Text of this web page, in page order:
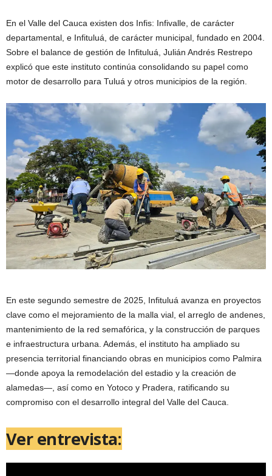
En el Valle del Cauca existen dos Infis: Infivalle, de carácter
departamental, e Infituluá, de carácter municipal, fundado en 2004.
Sobre el balance de gestión de Infituluá, Julián Andrés Restrepo
explicó que este instituto continúa consolidando su papel como
motor de desarrollo para Tuluá y otros municipios de la región.
En este segundo semestre de 2025, Infituluá avanza en proyectos
clave como el mejoramiento de la malla vial, el arreglo de andenes,
mantenimiento de la red semafórica, y la construcción de parques
e infraestructura urbana. Además, el instituto ha ampliado su
presencia territorial financiando obras en municipios como Palmira
—donde apoya la remodelación del estadio y la creación de
alamedas—, así como en Yotoco y Pradera, ratificando su
compromiso con el desarrollo integral del Valle del Cauca.
Ver entrevista: